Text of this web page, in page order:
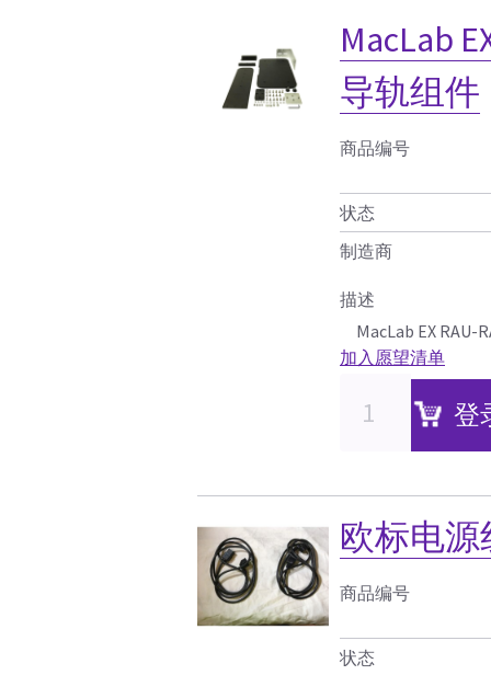
MacLab
导轨组件
商品编号
状态
制造商
描述
MacLab EX
加入愿望清单
登
欧标电源
商品编号
状态